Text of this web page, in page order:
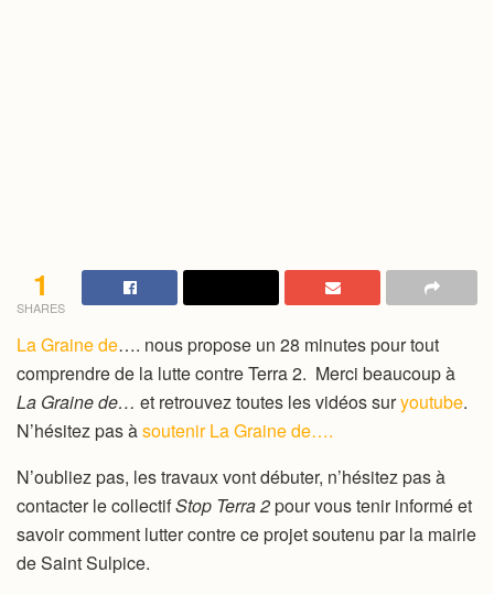
1
SHARES
La Graine de…. nous propose un 28 minutes pour tout
comprendre de la lutte contre Terra 2. Merci beaucoup à
La Graine de… et retrouvez toutes les vidéos suryoutube.
N’hésitez pas àsoutenir La Graine de….
N’oubliez pas, les travaux vont débuter, n’hésitez pas à
contacter le collectifStop Terra 2pour vous tenir informé et
savoir comment lutter contre ce projet soutenu par la mairie
de Saint Sulpice.